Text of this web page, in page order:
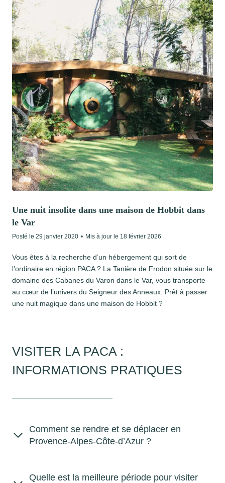
Une nuit insolite dans une maison de Hobbit dans
le Var
Posté le 29 janvier 2020 • Mis à jour le 18 février 2026
Vous êtes à la recherche d’un hébergement qui sort de
l’ordinaire en région PACA ? La Tanière de Frodon située sur le
domaine des Cabanes du Varon dans le Var, vous transporte
au cœur de l’univers du Seigneur des Anneaux. Prêt à passer
une nuit magique dans une maison de Hobbit ?
VISITER LA PACA :
INFORMATIONS PRATIQUES
Comment se rendre et se déplacer en
Provence-Alpes-Côte-d’Azur ?
Quelle est la meilleure période pour visiter